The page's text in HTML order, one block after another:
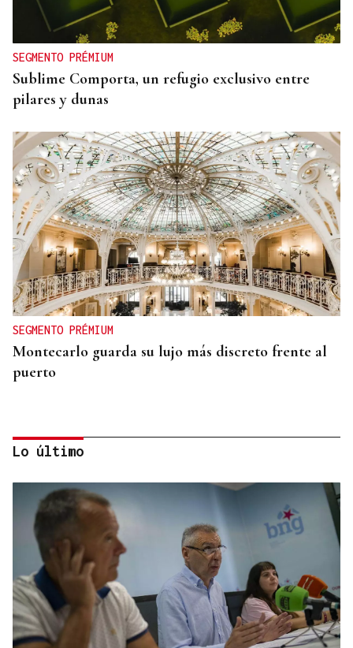
SEGMENTO PRÉMIUM
Sublime Comporta, un refugio exclusivo entre
pilares y dunas
SEGMENTO PRÉMIUM
Montecarlo guarda su lujo más discreto frente al
puerto
SEGMENTO PRÉMIUM
Phuket refugia el lujo en villas privadas frente al
Lo último